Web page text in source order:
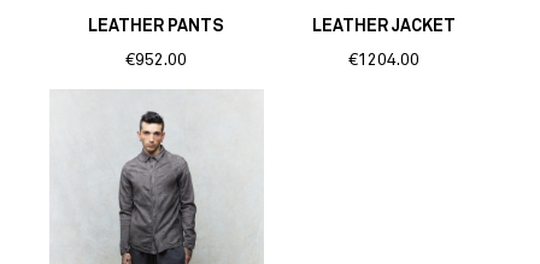
LEATHER PANTS
€952.00
LEATHER JACKET
€1204.00